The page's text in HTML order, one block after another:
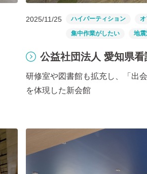
2025/11/25 ハイパーティション オ
集中作業がしたい 地
公益社団法人 愛知県
研修室や図書館も拡充し、「出
を体現した新会館